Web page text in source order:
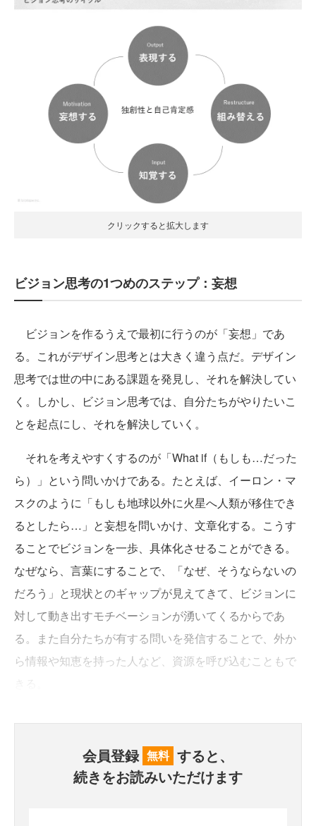
クリックすると拡大します
ビジョン思考の1つめのステップ：妄想
ビジョンを作るうえで最初に行うのが「妄想」であ
る。これがデザイン思考とは大きく違う点だ。デザイン
思考では世の中にある課題を発見し、それを解決してい
く。しかし、ビジョン思考では、自分たちがやりたいこ
とを起点にし、それを解決していく。
それを考えやすくするのが「What if（もしも…だった
ら）」という問いかけである。たとえば、イーロン・マ
スクのように「もしも地球以外に火星へ人類が移住でき
るとしたら…」と妄想を問いかけ、文章化する。こうす
ることでビジョンを一歩、具体化させることができる。
なぜなら、言葉にすることで、「なぜ、そうならないの
だろう」と現状とのギャップが見えてきて、ビジョンに
対して動き出すモチベーションが湧いてくるからであ
る。また自分たちが有する問いを発信することで、外か
ら情報や知恵を持った人など、資源を呼び込むこともで
会員登録 無料 すると、
続きをお読みいただけます